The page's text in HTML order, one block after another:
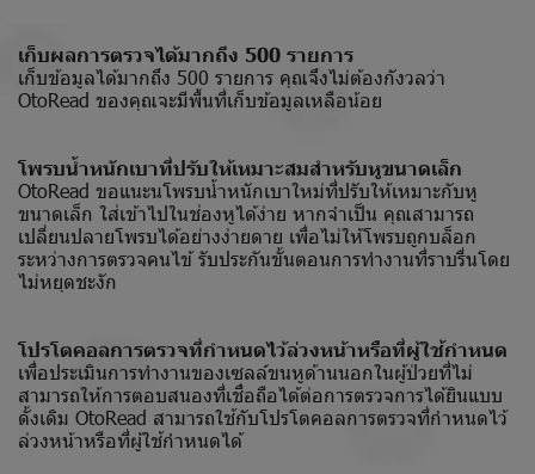
เก็บผลการตรวจได้มากถึง 500 รายการ
เก็บข้อมูลได้มากถึง 500 รายการ คุณจึงไม่ต้องกังวลว่า
OtoRead ของคุณจะมีพื้นที่เก็บข้อมูลเหลือน้อย
โพรบน้ำหนักเบาที่ปรับให้เหมาะสมสำหรับหูขนาดเล็ก
OtoRead ขอแนะนโพรบน้ำหนักเบาใหม่ที่ปรับให้เหมาะกับหู
ขนาดเล็ก ใส่เข้าไปในช่องหูได้ง่าย หากจำเป็น คุณสามารถ
เปลี่ยนปลายโพรบได้อย่างง่ายดาย เพื่อไม่ให้โพรบถูกบล็อก
ระหว่างการตรวจคนไข้ รับประกันขั้นตอนการทำงานที่ราบรื่นโดย
ไม่หยุดชะงัก
โปรโตคอลการตรวจที่กำหนดไว้ล่วงหน้าหรือที่ผู้ใช้กำหนด
เพื่อประเมินการทำงานของเซลล์ขนหูด้านนอกในผู้ป่วยที่ไม่
สามารถให้การตอบสนองที่เชื่อถือได้ต่อการตรวจการได้ยินแบบ
ดั้งเดิม OtoRead สามารถใช้กับโปรโตคอลการตรวจที่กำหนดไว้
ล่วงหน้าหรือที่ผู้ใช้กำหนดได้